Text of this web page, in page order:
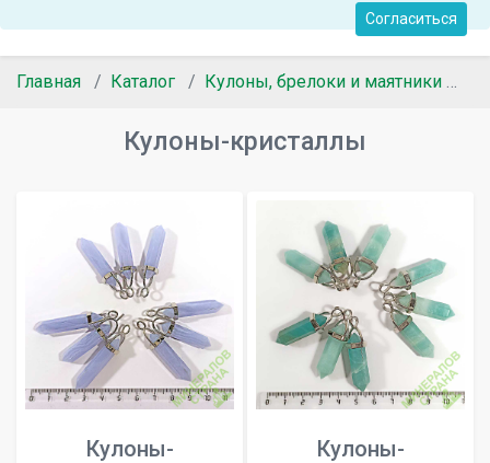
Согласиться
Главная Каталог Кулоны, брелоки и маятники
Кулоны-кристаллы
Кулоны-
Кулоны-